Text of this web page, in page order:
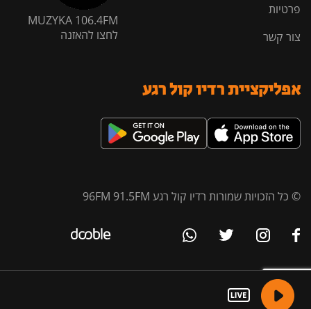
פרטיות
צור קשר
MUZYKA 106.4FM
לחצו להאזנה
אפליקציית רדיו קול רגע
© כל הזכויות שמורות רדיו קול רגע 96FM 91.5FM